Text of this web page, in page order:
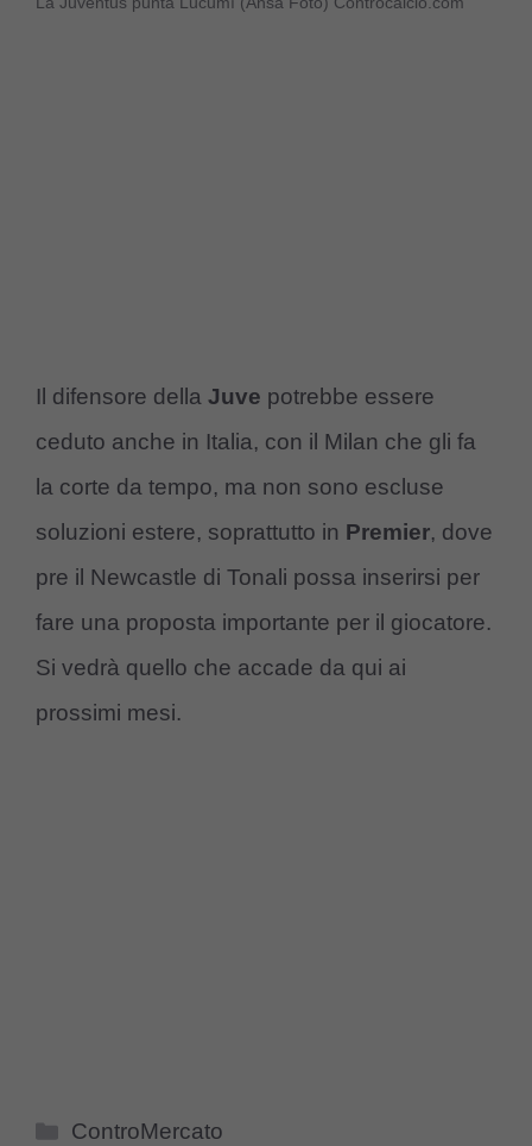
Il difensore della Juve potrebbe essere
ceduto anche in Italia, con il Milan che gli fa
la corte da tempo, ma non sono escluse
soluzioni estere, soprattutto in Premier, dove
pre il Newcastle di Tonali possa inserirsi per
fare una proposta importante per il giocatore.
Si vedrà quello che accade da qui ai
prossimi mesi.
Categorie
ControMercato